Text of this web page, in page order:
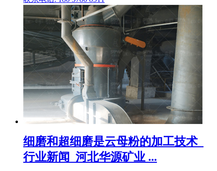
细磨和超细磨是云母粉的加工技术_
行业新闻_河北华源矿业 ...